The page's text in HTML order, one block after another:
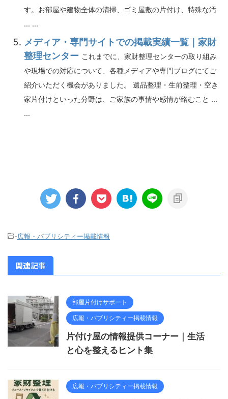
す。お部屋や建物全体の清掃、ゴミ屋敷の片付け、特殊な汚
... ...
メディア・専門サイトでの掲載実績一覧｜家財
整理センター これまでに、家財整理センターの取り組み
や現場での対応について、各種メディアや専門ブログにてご
紹介いただく機会がありました。 遺品整理・生前整理・空き
家片付けといった分野は、ご家族の事情や感情が絡むこと ...
...
-広報・パブリシティー掲載情報
関連記事
部屋片付けサポート
広報・パブリシティー掲載情報
片付け屋の情報提供コーナー｜生活
と心を整えるヒント集
広報・パブリシティー掲載情報